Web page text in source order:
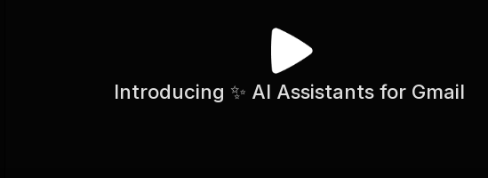
Introducing ✨ AI Assistants for Gmail